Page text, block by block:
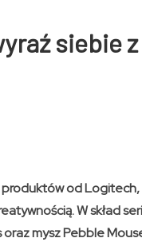
siebie
od
W skład
mysz Pebble